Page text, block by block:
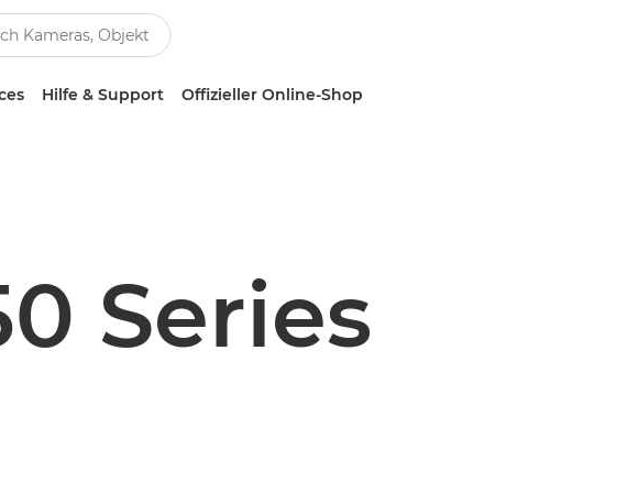
Hilfe & Support Offizieller Online-Shop
Series